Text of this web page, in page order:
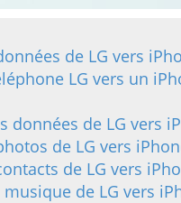
de LG vers
LG vers un
données de LG vers
de LG vers
de LG vers
de LG vers